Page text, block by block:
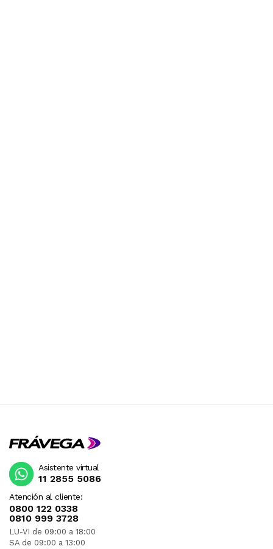
Atención al cliente:
0800 122 0338
0810 999 3728
LU-VI de 09:00 a 18:00
SA de 09:00 a 13:00
Asistente virtual
11 2855 5086